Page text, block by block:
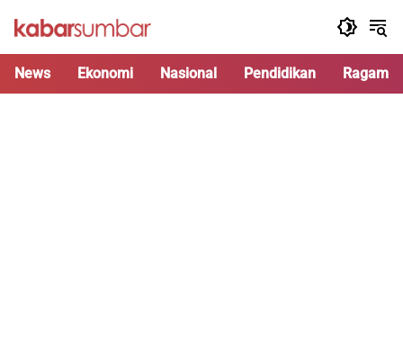
News Ekonomi Nasional Pendidikan Ragam